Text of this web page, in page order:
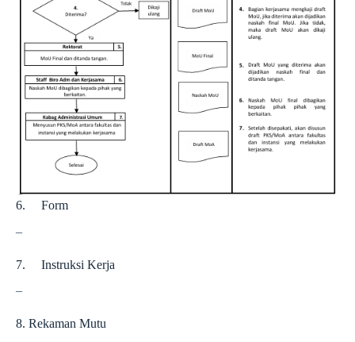
6. Form
–
7. Instruksi Kerja
–
8. Rekaman Mutu